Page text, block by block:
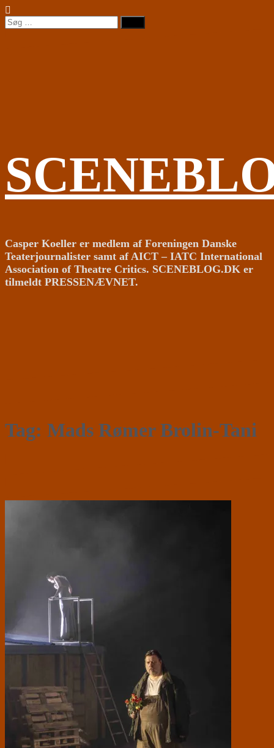
Videre
til
indhold
Søg
efter:
Casper Koeller er medlem af Foreningen Danske
Teaterjournalister samt af AICT – IATC International
Association of Theatre Critics. SCENEBLOG.DK er
tilmeldt PRESSENÆVNET.
Tag: Mads Rømer Brolin-Tani